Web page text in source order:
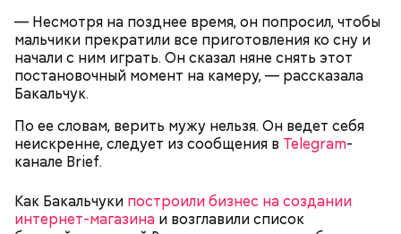
— Несмотря на позднее время, он попросил, чтобы
мальчики прекратили все приготовления ко сну и
начали с ним играть. Он сказал няне снять этот
постановочный момент на камеру, — рассказала
Бакальчук.
По ее словам, верить мужу нельзя. Он ведет себя
неискренне, следует из сообщения в Telegram-
канале Brief.
Как Бакальчуки построили бизнес на создании
интернет-магазина и возглавили список
Однако диетолог предупредила: не для всех дыня
может быть полезна. В первую очередь ее стоит
есть с осторожностью людям:
Вовсю идет и сезон черешни. «Вечерняя Москва»
узнала у врача — эндокринолога-диетолога
Натальи Лазуренко,
как правильно есть эту ягоду